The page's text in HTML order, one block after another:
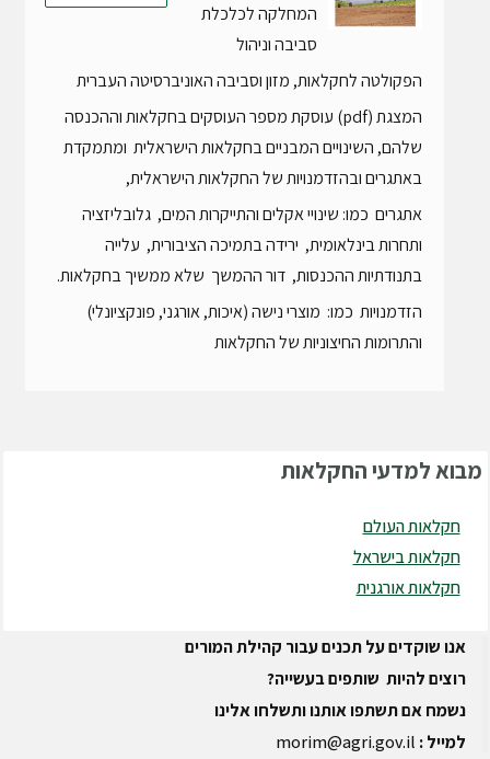
המחלקה לכלכלת
סביבה וניהול
הפקולטה לחקלאות, מזון וסביבה האוניברסיטה העברית
המצגת (pdf) עוסקת מספר העוסקים בחקלאות וההכנסה
שלהם, השינויים המבניים בחקלאות הישראלית ומתמקדת
באתגרים ובהזדמנויות של החקלאות הישראלית,
אתגרים כמו: שינויי אקלים והתייקרות המים, גלובליזציה
ותחרות בינלאומית, ירידה בתמיכה הציבורית, עלייה
בתנודתיות ההכנסות, דור ההמשך שלא ממשיך בחקלאות.
הזדמנויות כמו: מוצרי נישה (איכות, אורגני, פונקציונלי)
והתרומות החיצוניות של החקלאות
מבואלמדעי החקלאות
חקלאות העולם
חקלאות בישראל
חקלאות אורגנית
אנו שוקדים על תכנים עבור קהילת המורים
רוצים להיות שותפים בעשייה?
נשמח אם תשתפו אותנו ותשלחו אלינו
למייל : morim@agri.gov.il